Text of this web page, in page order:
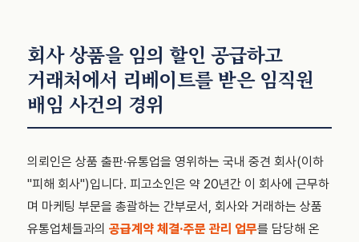
회사 상품을 임의 할인 공급하고
거래처에서 리베이트를 받은 임직원
배임 사건의 경위
의뢰인은 상품 출판·유통업을 영위하는 국내 중견 회사(이하
"피해 회사")입니다. 피고소인은 약 20년간 이 회사에 근무하
며 마케팅 부문을 총괄하는 간부로서, 회사와 거래하는 상품
유통업체들과의 공급계약 체결·주문 관리 업무를 담당해 온